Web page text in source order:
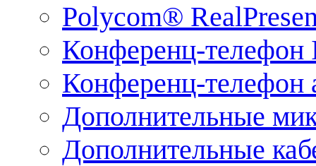
Polycom®
Конференц-телефон
Конференц-телефон
Дополнительные
Дополнительные